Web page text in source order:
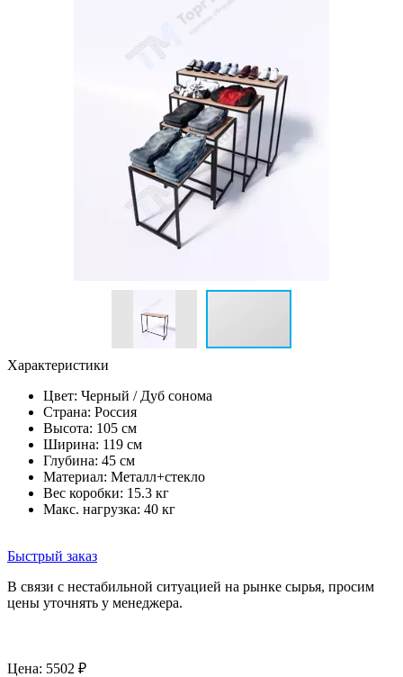
Характеристики
Цвет: Черный / Дуб сонома
Страна: Россия
Высота: 105 см
Ширина: 119 см
Глубина: 45 см
Материал: Металл+стекло
Вес коробки: 15.3 кг
Макс. нагрузка: 40 кг
Быстрый заказ
В связи с нестабильной ситуацией на рынке сырья, просим
цены уточнять у менеджера.
Цена: 5502 ₽